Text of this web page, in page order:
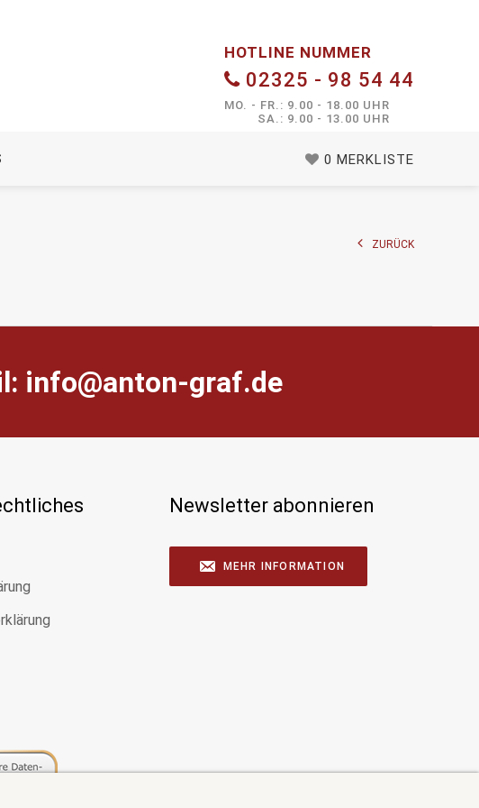
0 MERKLISTE
HOTLINE NUMMER
02325 - 98 54 44
MO. - FR.: 9.00 - 18.00 UHR
SA.: 9.00 - 13.00 UHR
ZURÜCK
ed.farg-notna@ofni
Newsletter abonnieren
MEHR INFORMATION